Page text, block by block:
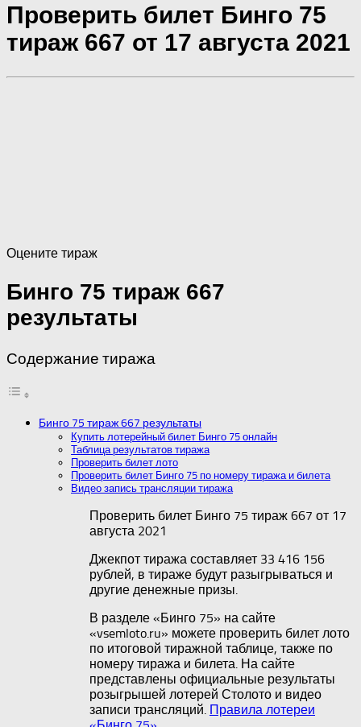
Проверить билет Бинго 75
тираж 667 от 17 августа 2021
Оцените тираж
Бинго 75 тираж 667
результаты
Содержание тиража
Бинго 75 тираж 667 результаты
Купить лотерейный билет Бинго 75 онлайн
Таблица результатов тиража
Проверить билет лото
Проверить билет Бинго 75 по номеру тиража и билета
Видео запись трансляции тиража
Проверить билет Бинго 75 тираж 667 от 17
августа 2021
Джекпот тиража составляет 33 416 156
рублей, в тираже будут разыгрываться и
другие денежные призы.
В разделе «Бинго 75» на сайте
«vsemloto.ru» можете проверить билет лото
по итоговой тиражной таблице, также по
номеру тиража и билета. На сайте
представлены официальные результаты
розыгрышей лотерей Столото и видео
записи трансляций. Правила лотереи